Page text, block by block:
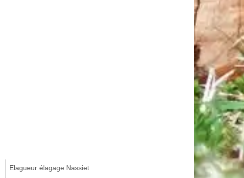
Elagueur élagage Nassiet